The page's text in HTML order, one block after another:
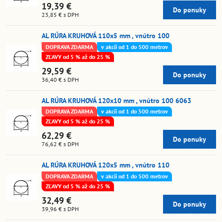
19,39 €
23,85 € s DPH
Do ponuky
AL RÚRA KRUHOVÁ 110x5 mm , vnútro 100
DOPRAVA ZDARMA
v akcii od 1 do 500 metrov
ZĽAVY od 5 % až do 25 %
29,59 €
36,40 € s DPH
Do ponuky
AL RÚRA KRUHOVÁ 120x10 mm , vnútro 100 6063
DOPRAVA ZDARMA
v akcii od 1 do 500 metrov
ZĽAVY od 5 % až do 25 %
62,29 €
76,62 € s DPH
Do ponuky
AL RÚRA KRUHOVÁ 120x5 mm , vnútro 110
DOPRAVA ZDARMA
v akcii od 1 do 500 metrov
ZĽAVY od 5 % až do 25 %
32,49 €
39,96 € s DPH
Do ponuky